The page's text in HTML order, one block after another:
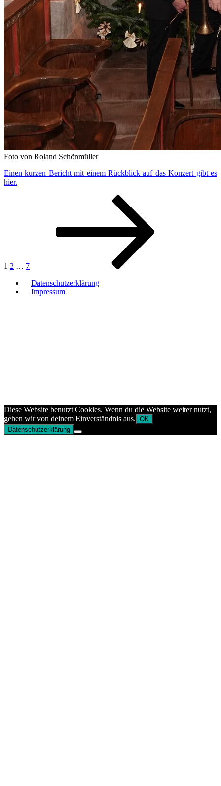
Foto von Roland Schönmüller
Einen kurzen Bericht mit einem Rückblick auf das Konzert gibt es
hier.
1 2 … 7
Datenschutzerklärung
Impressum
Diese Website benutzt Cookies. Wenn du die Website weiter nutzt,
gehen wir von deinem Einverständnis aus. OK
Datenschutzerklärung